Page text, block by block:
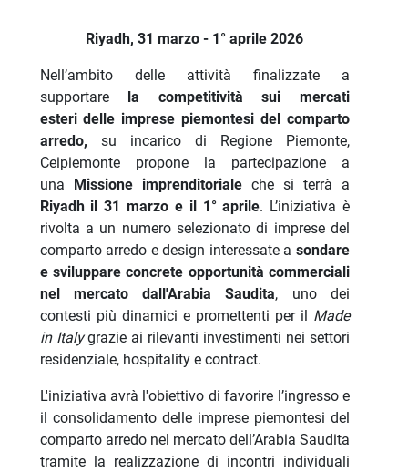
Riyadh, 31 marzo - 1° aprile 2026
Nell’ambito delle attività finalizzate a
supportarela competitività sui mercati
esteri delle imprese piemontesi del comparto
arredo, su incarico di Regione Piemonte,
Ceipiemonte propone la partecipazione a
una
Missione imprenditoriale che si terrà a
Riyadh il 31 marzo e il 1° aprile. L’iniziativa è
rivolta a un numero selezionato di imprese del
comparto arredo e design interessate a sondare
e sviluppare concrete opportunità commerciali
nel mercato dall'Arabia Saudita, uno dei
contesti più dinamici e promettenti per il Made
in Italygrazie ai rilevanti investimenti nei settori
residenziale, hospitality e contract.
L'iniziativa avrà l'obiettivo di favorire l’ingresso e
il consolidamento delle imprese piemontesi del
comparto arredo nel mercato dell’Arabia Saudita
tramite la realizzazione di incontri individuali